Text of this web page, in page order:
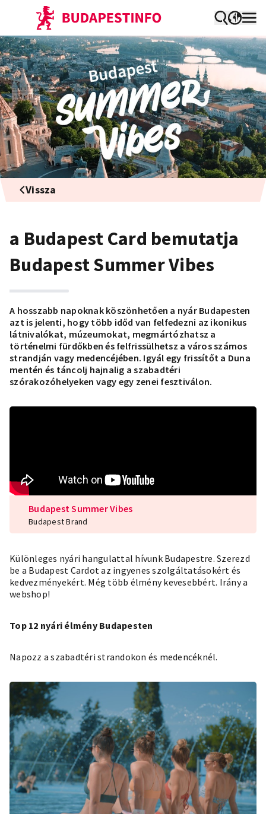
Vissza
a Budapest Card bemutatja
Budapest Summer Vibes
A hosszabb napoknak köszönhetően a nyár Budapesten
azt is jelenti, hogy több időd van felfedezni az ikonikus
látnivalókat, múzeumokat, megmártózhatsz a
történelmi fürdőkben és felfrissülhetsz a város számos
strandján vagy medencéjében. Igyál egy frissítőt a Duna
mentén és táncolj hajnalig a szabadtéri
szórakozóhelyeken vagy egy zenei fesztiválon.
Budapest Summer Vibes
Budapest Brand
Különleges nyári hangulattal hívunk Budapestre. Szerezd
be a Budapest Cardot az ingyenes szolgáltatásokért és
kedvezményekért. Még több élmény kevesebbért. Irány a
webshop!
Top 12 nyári élmény Budapesten
Napozz a szabadtéri strandokon és medencéknél.